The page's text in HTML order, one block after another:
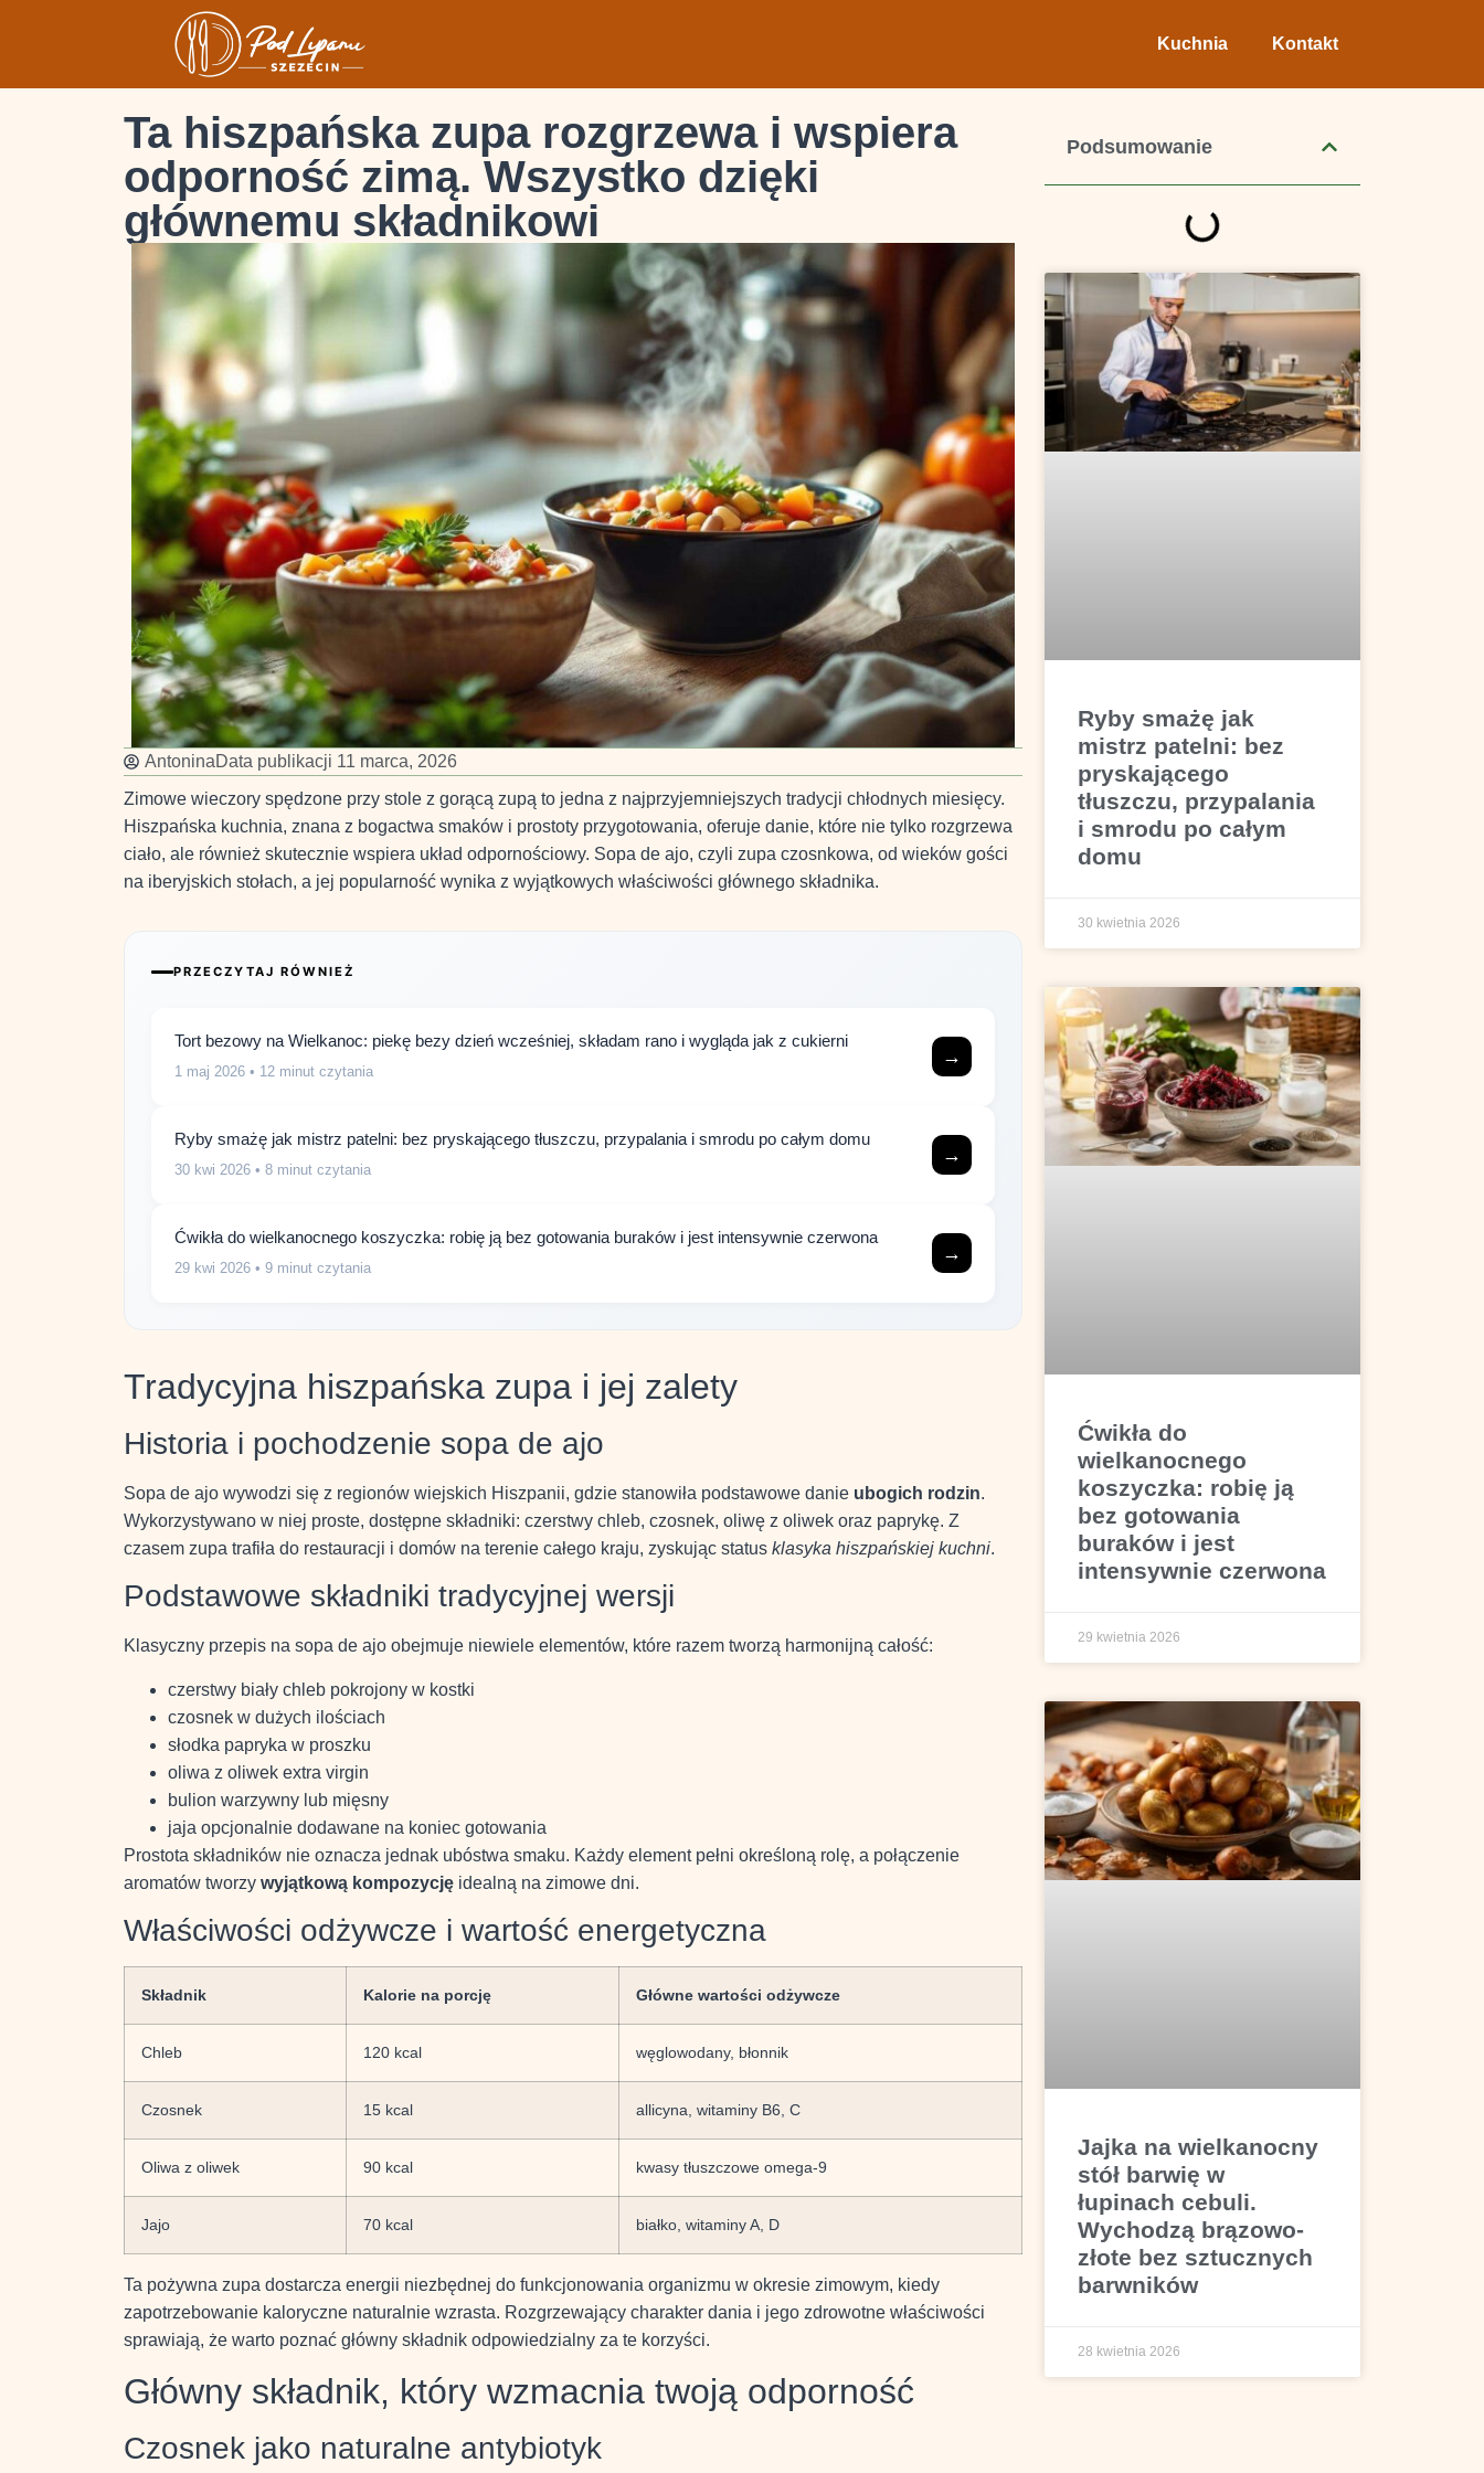
Kuchnia Kontakt
Podsumowanie
Ryby smażę jak
mistrz patelni: bez
pryskającego
tłuszczu, przypalania
i smrodu po całym
domu
30 kwietnia 2026
Ćwikła do
wielkanocnego
koszyczka: robię ją
bez gotowania
buraków i jest
intensywnie czerwona
29 kwietnia 2026
Jajka na wielkanocny
stół barwię w
łupinach cebuli.
Wychodzą brązowo-
złote bez sztucznych
barwników
28 kwietnia 2026
Ta hiszpańska zupa rozgrzewa i wspiera
odporność zimą. Wszystko dzięki
głównemu składnikowi
AntoninaData publikacji 11 marca, 2026
Zimowe wieczory spędzone przy stole z gorącą zupą to jedna z najprzyjemniejszych tradycji chłodnych miesięcy.
Hiszpańska kuchnia, znana z bogactwa smaków i prostoty przygotowania, oferuje danie, które nie tylko rozgrzewa
ciało, ale również skutecznie wspiera układ odpornościowy. Sopa de ajo, czyli zupa czosnkowa, od wieków gości
na iberyjskich stołach, a jej popularność wynika z wyjątkowych właściwości głównego składnika.
PRZECZYTAJ RÓWNIEŻ
Tort bezowy na Wielkanoc: piekę bezy dzień wcześniej, składam rano i wygląda jak z cukierni
1 maj 2026 • 12 minut czytania
→
Ryby smażę jak mistrz patelni: bez pryskającego tłuszczu, przypalania i smrodu po całym domu
30 kwi 2026 • 8 minut czytania
→
Ćwikła do wielkanocnego koszyczka: robię ją bez gotowania buraków i jest intensywnie czerwona
29 kwi 2026 • 9 minut czytania
→
Tradycyjna hiszpańska zupa i jej zalety
Historia i pochodzenie sopa de ajo
Sopa de ajo wywodzi się z regionów wiejskich Hiszpanii, gdzie stanowiła podstawowe danie ubogich rodzin.
Wykorzystywano w niej proste, dostępne składniki: czerstwy chleb, czosnek, oliwę z oliwek oraz paprykę. Z
czasem zupa trafiła do restauracji i domów na terenie całego kraju, zyskując status klasyka hiszpańskiej kuchni.
Podstawowe składniki tradycyjnej wersji
Klasyczny przepis na sopa de ajo obejmuje niewiele elementów, które razem tworzą harmonijną całość:
czerstwy biały chleb pokrojony w kostki
czosnek w dużych ilościach
słodka papryka w proszku
oliwa z oliwek extra virgin
bulion warzywny lub mięsny
jaja opcjonalnie dodawane na koniec gotowania
Prostota składników nie oznacza jednak ubóstwa smaku. Każdy element pełni określoną rolę, a połączenie
aromatów tworzy wyjątkową kompozycję idealną na zimowe dni.
Właściwości odżywcze i wartość energetyczna
Składnik Kalorie na porcję Główne wartości odżywcze
Chleb 120 kcal węglowodany, błonnik
Czosnek 15 kcal allicyna, witaminy B6, C
Oliwa z oliwek 90 kcal kwasy tłuszczowe omega-9
Jajo 70 kcal białko, witaminy A, D
Ta pożywna zupa dostarcza energii niezbędnej do funkcjonowania organizmu w okresie zimowym, kiedy
zapotrzebowanie kaloryczne naturalnie wzrasta. Rozgrzewający charakter dania i jego zdrowotne właściwości
sprawiają, że warto poznać główny składnik odpowiedzialny za te korzyści.
Główny składnik, który wzmacnia twoją odporność
Czosnek jako naturalne antybiotyk